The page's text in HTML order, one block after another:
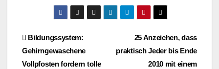
Beitragsnavigation25 Anzeichen, dass
praktisch Jeder bis Ende
2010 mit einem
Bildungssystem:
Gehirngewaschene
Vollpfosten fordern tolle